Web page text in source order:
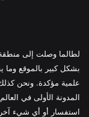
لطالما وصلت إلى منطقة
بشكل كبير بالموقع
علمية مؤكدة. ونحن
المدونة الأولى في
استفسار أو أي شيء